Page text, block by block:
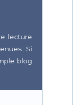
lecture
Si
blog